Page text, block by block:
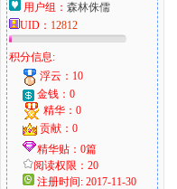
用户组： 森林侏儒
UID： 12812
积分信息:
浮云：10
金钱：0
精华：0
贡献：0
精华贴：0篇
阅读权限：20
注册时间: 2017-11-30